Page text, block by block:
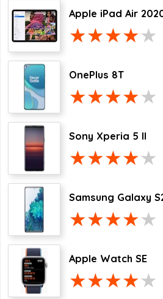
Apple iPad Air
OnePlus 8T
Sony Xperia 5 II
Samsung Galaxy
Apple Watch SE